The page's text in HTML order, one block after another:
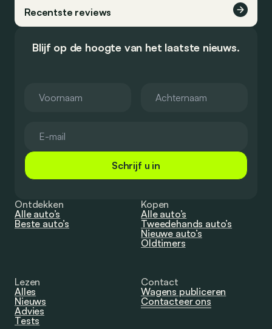
Recentste reviews
Blijf op de hoogte van het laatste nieuws.
Schrijf u in
Ontdekken
Alle auto’s
Beste auto’s
Kopen
Alle auto’s
Tweedehands auto’s
Nieuwe auto’s
Oldtimers
Lezen
Alles
Nieuws
Advies
Tests
Contact
Wagens publiceren
Contacteer ons